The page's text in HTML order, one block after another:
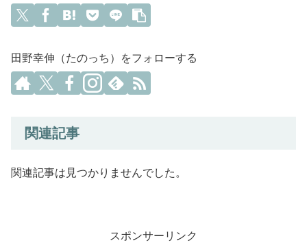
田野幸伸（たのっち）をフォローする
関連記事
関連記事は見つかりませんでした。
スポンサーリンク